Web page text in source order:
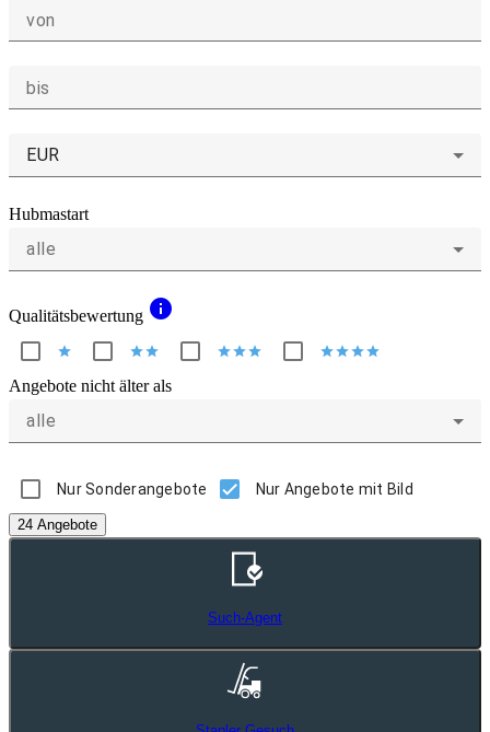
von
bis
EUR
Hubmastart
alle
Qualitätsbewertung info
star starstar starstarstar starstarstarstar
Angebote nicht älter als
alle
Nur Sonderangebote Nur Angebote mit Bild
24 Angebote
Such-Agent